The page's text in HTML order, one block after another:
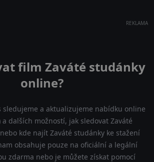
REKLAMA
film Zaváté studánky
online?
sledujeme a aktualizujeme nabídku online
a dalších možností, jak sledovat Zaváté
kde najít Zaváté studánky ke stažení
obsahuje pouze na oficiální a legální
zdarma nebo je můžete získat pomocí